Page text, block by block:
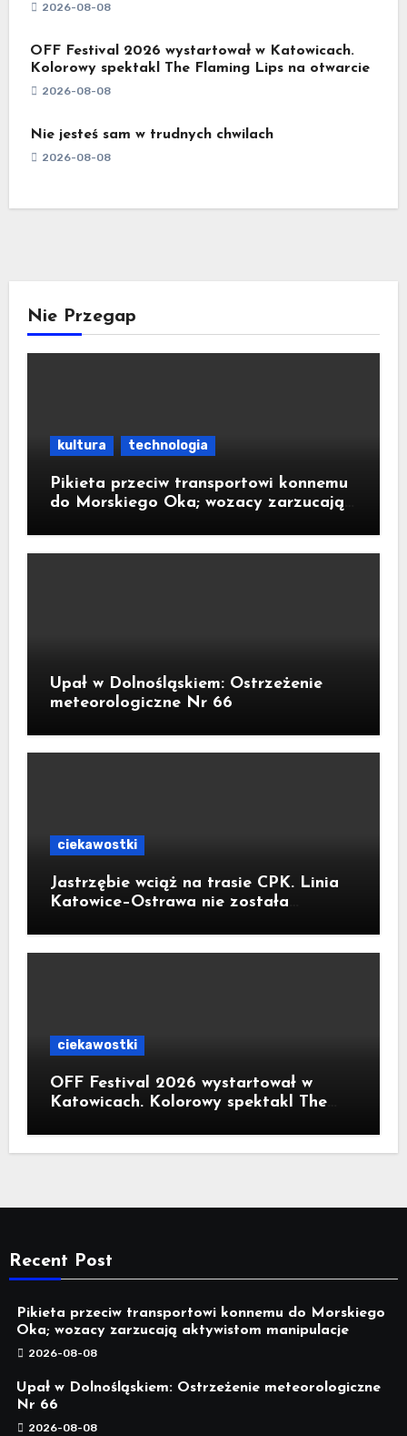
2026-08-08
OFF Festival 2026 wystartował w Katowicach.
Kolorowy spektakl The Flaming Lips na otwarcie
2026-08-08
Nie jesteś sam w trudnych chwilach
2026-08-08
Nie Przegap
kultura technologia
Pikieta przeciw transportowi konnemu
do Morskiego Oka; wozacy zarzucają
Upał w Dolnośląskiem: Ostrzeżenie
meteorologiczne Nr 66
ciekawostki
Jastrzębie wciąż na trasie CPK. Linia
Katowice–Ostrawa nie została
ciekawostki
OFF Festival 2026 wystartował w
Katowicach. Kolorowy spektakl The
Recent Post
Pikieta przeciw transportowi konnemu do Morskiego
Oka; wozacy zarzucają aktywistom manipulacje
2026-08-08
Upał w Dolnośląskiem: Ostrzeżenie meteorologiczne
Nr 66
2026-08-08